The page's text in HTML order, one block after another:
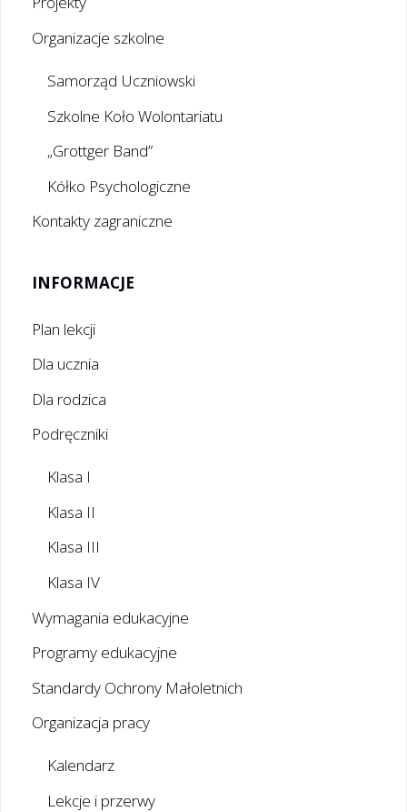
Organizacje szkolne
Samorząd Uczniowski
Szkolne Koło Wolontariatu
„Grottger Band”
Kółko Psychologiczne
Kontakty zagraniczne
INFORMACJE
Plan lekcji
Dla ucznia
Dla rodzica
Podręczniki
Klasa I
Klasa II
Klasa III
Klasa IV
Wymagania edukacyjne
Programy edukacyjne
Standardy Ochrony Małoletnich
Organizacja pracy
Kalendarz
Lekcje i przerwy